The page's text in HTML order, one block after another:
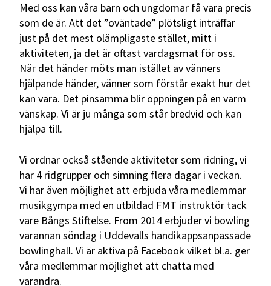
Med oss kan våra barn och ungdomar få vara precis
som de är. Att det ”oväntade” plötsligt inträffar
just på det mest olämpligaste stället, mitt i
aktiviteten, ja det är oftast vardagsmat för oss.
När det händer möts man istället av vänners
hjälpande händer, vänner som förstår exakt hur det
kan vara. Det pinsamma blir öppningen på en varm
vänskap. Vi är ju många som står bredvid och kan
hjälpa till.
Vi ordnar också stående aktiviteter som ridning, vi
har 4 ridgrupper och simning flera dagar i veckan.
Vi har även möjlighet att erbjuda våra medlemmar
musikgympa med en utbildad FMT instruktör tack
vare Bångs Stiftelse. From 2014 erbjuder vi bowling
varannan söndag i Uddevalls handikappsanpassade
bowlinghall. Vi är aktiva på Facebook vilket bl.a. ger
våra medlemmar möjlighet att chatta med
varandra.